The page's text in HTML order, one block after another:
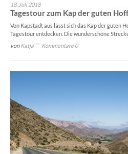
18. Juli 2018
Tagestour zum Kap der guten
Von Kapstadt aus lässt sich das Kap der guten
Tagestour entdecken. Die wunderschöne
vonKatja Kommentare 0